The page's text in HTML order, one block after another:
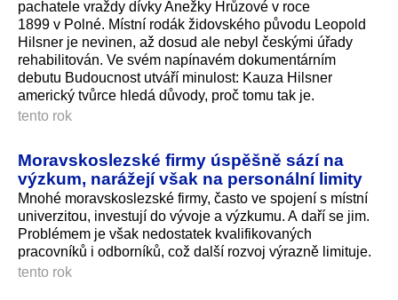
pachatele vraždy dívky Anežky Hrůzové v roce
1899 v Polné. Místní rodák židovského původu Leopold
Hilsner je nevinen, až dosud ale nebyl českými úřady
rehabilitován. Ve svém napínavém dokumentárním
debutu Budoucnost utváří minulost: Kauza Hilsner
americký tvůrce hledá důvody, proč tomu tak je.
tento rok
Moravskoslezské firmy úspěšně sází na
výzkum, narážejí však na personální limity
Mnohé moravskoslezské firmy, často ve spojení s místní
univerzitou, investují do vývoje a výzkumu. A daří se jim.
Problémem je však nedostatek kvalifikovaných
pracovníků i odborníků, což další rozvoj výrazně limituje.
tento rok